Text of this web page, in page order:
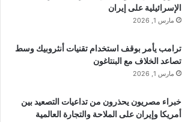
الإسرائيلية على إيران
مارس 1, 2026
ترامب يأمر بوقف استخدام تقنيات أنثروبيك وسط
تصاعد الخلاف مع البنتاغون
مارس 1, 2026
خبراء مصريون يحذرون من تداعيات التصعيد بين
أمريكا وإيران على الملاحة والتجارة العالمية